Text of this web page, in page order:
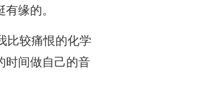
缘的。
比较痛恨的化学
时间做自己的音